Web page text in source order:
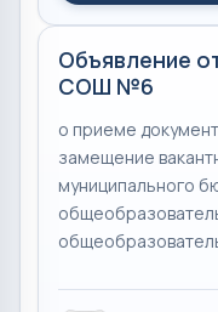
Объявление
СОШ №6
о приеме
замещение
муниципального